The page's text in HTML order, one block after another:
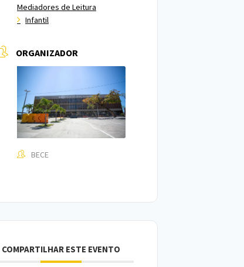
Mediadores de Leitura
Infantil
ORGANIZADOR
BECE
COMPARTILHAR ESTE EVENTO